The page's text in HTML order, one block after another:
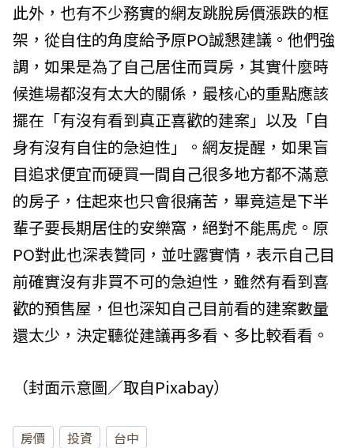
此外，也有不少務實的網友跳脫房價漲跌的框
架，從自住的角度給予原PO誠懇建議。他們強
調，如果是為了自己居住而買房，其實什麼時
候進場都沒有太大的關係，最核心的重點應該
擺在「有沒有看到真正喜歡的建案」以及「自
身有沒有自住的急迫性」。網友提醒，如果盲
目追求便宜而硬買一間自己很多地方都不滿意
的房子，住起來也只會很痛苦，畢竟這是下半
輩子要長期居住的安樂窩，絕對不能馬虎。原
PO對此也深表贊同，並吐露實情，表示自己目
前確實沒有非買不可的急迫性，雖然有看到喜
歡的預售屋，但也深知自己目前看的建案數量
還太少，決定聽從建議再多看、多比較看看。
（封面示意圖／取自Pixabay）
房價 投資 台中